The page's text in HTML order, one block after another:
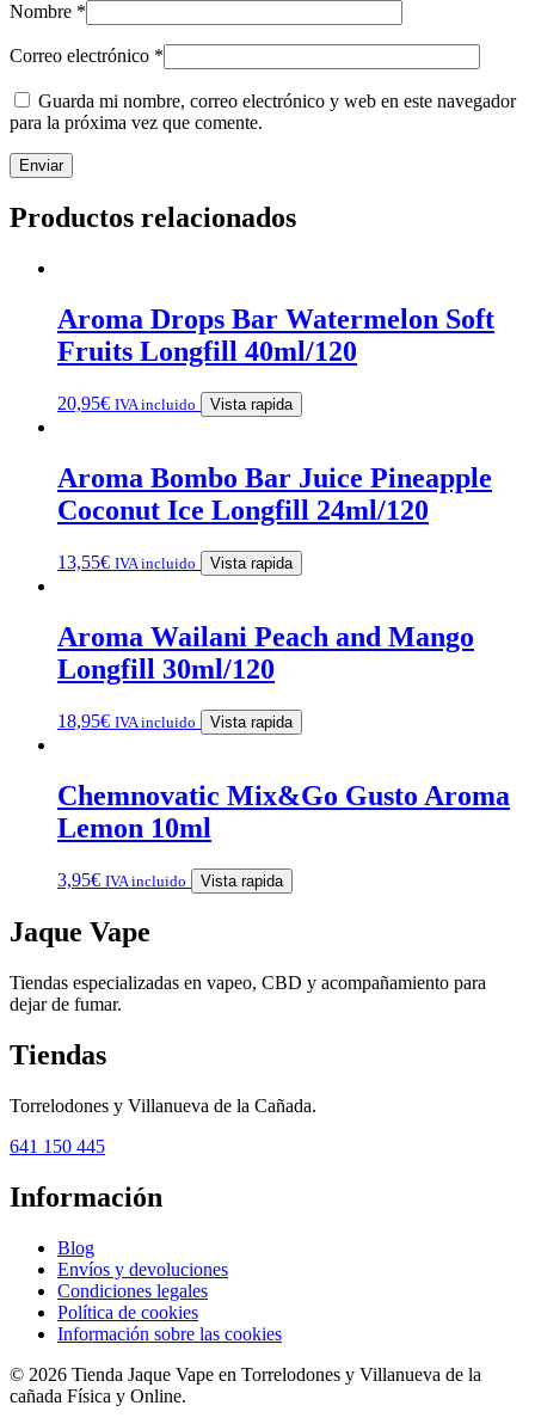
Nombre *
Correo electrónico *
Guarda mi nombre, correo electrónico y web en este navegador
para la próxima vez que comente.
Productos relacionados
Aroma Drops Bar Watermelon Soft
Fruits Longfill 40ml/120
20,95€ IVA incluido Vista rapida
Aroma Bombo Bar Juice Pineapple
Coconut Ice Longfill 24ml/120
13,55€ IVA incluido Vista rapida
Aroma Wailani Peach and Mango
Longfill 30ml/120
18,95€ IVA incluido Vista rapida
Chemnovatic Mix&Go Gusto Aroma
Lemon 10ml
3,95€ IVA incluido Vista rapida
Jaque Vape
Tiendas especializadas en vapeo, CBD y acompañamiento para
dejar de fumar.
Tiendas
Torrelodones y Villanueva de la Cañada.
641 150 445
Información
Blog
Envíos y devoluciones
Condiciones legales
Política de cookies
Información sobre las cookies
© 2026 Tienda Jaque Vape en Torrelodones y Villanueva de la
cañada Física y Online.